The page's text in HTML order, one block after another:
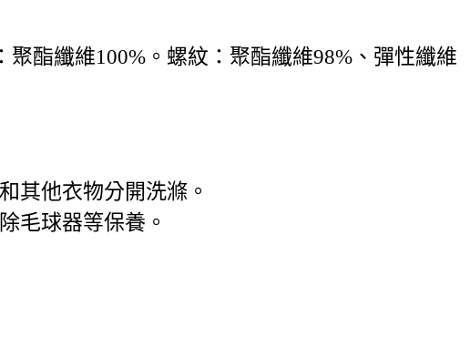
酯纖維100%。螺紋：聚酯纖維98%、彈性纖維
其他衣物分開洗滌。
毛球器等保養。